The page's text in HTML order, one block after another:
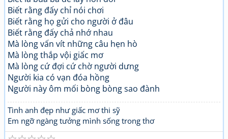
Biết rằng đấy chỉ nói chơi
Biết rằng họ gửi cho người ở đâu
Biết rằng đấy chả nhớ nhau
Mà lòng vấn vít những câu hẹn hò
Mà lòng thắp vội giấc mơ
Mà lòng cứ đợi cứ chờ người dưng
Người kia có vạn đóa hồng
Người này ôm mối bòng bòng sao đành
Tình anh đẹp như giấc mơ thi sỹ
Em ngỡ ngàng tưởng mình sống trong thơ